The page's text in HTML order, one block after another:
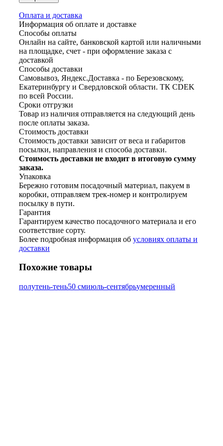
Оплата и доставка
Информация об оплате и доставке
Способы оплаты
Онлайн на сайте, банковской картой или наличными
на площадке, счет - при оформление заказа с
доставкой
Способы доставки
Самовывоз, Яндекс.Доставка - по Березовскому,
Екатеринбургу и Свердловской области. ТК CDEK
по всей России.
Сроки отгрузки
Товар из наличия отправляется на следующий день
после оплаты заказа.
Стоимость доставки
Стоимость доставки зависит от веса и габаритов
посылки, направления и способа доставки.
Стоимость доставки не входит в итоговую сумму
заказа.
Упаковка
Бережно готовим посадочный материал, пакуем в
коробки, отправляем трек-номер и контролируем
посылку в пути.
Гарантия
Гарантируем качество посадочного материала и его
соответствие сорту.
Более подробная информация об условиях оплаты и
доставки
Похожие товары
полутень-тень50 смиюль-сентябрьумеренный